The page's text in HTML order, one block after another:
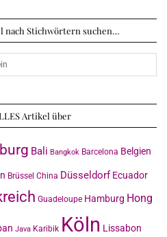
nach Stichwörtern suchen…
Artikel über
Bali Bangkok Barcelona Belgien
Brüssel China Düsseldorf Ecuador
Guadeloupe Hamburg Hong
Java Karibik Köln Lissabon